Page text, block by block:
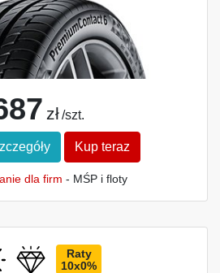
zł /szt.
Kup teraz
dla firm - MŚP i floty
Raty
10x0%